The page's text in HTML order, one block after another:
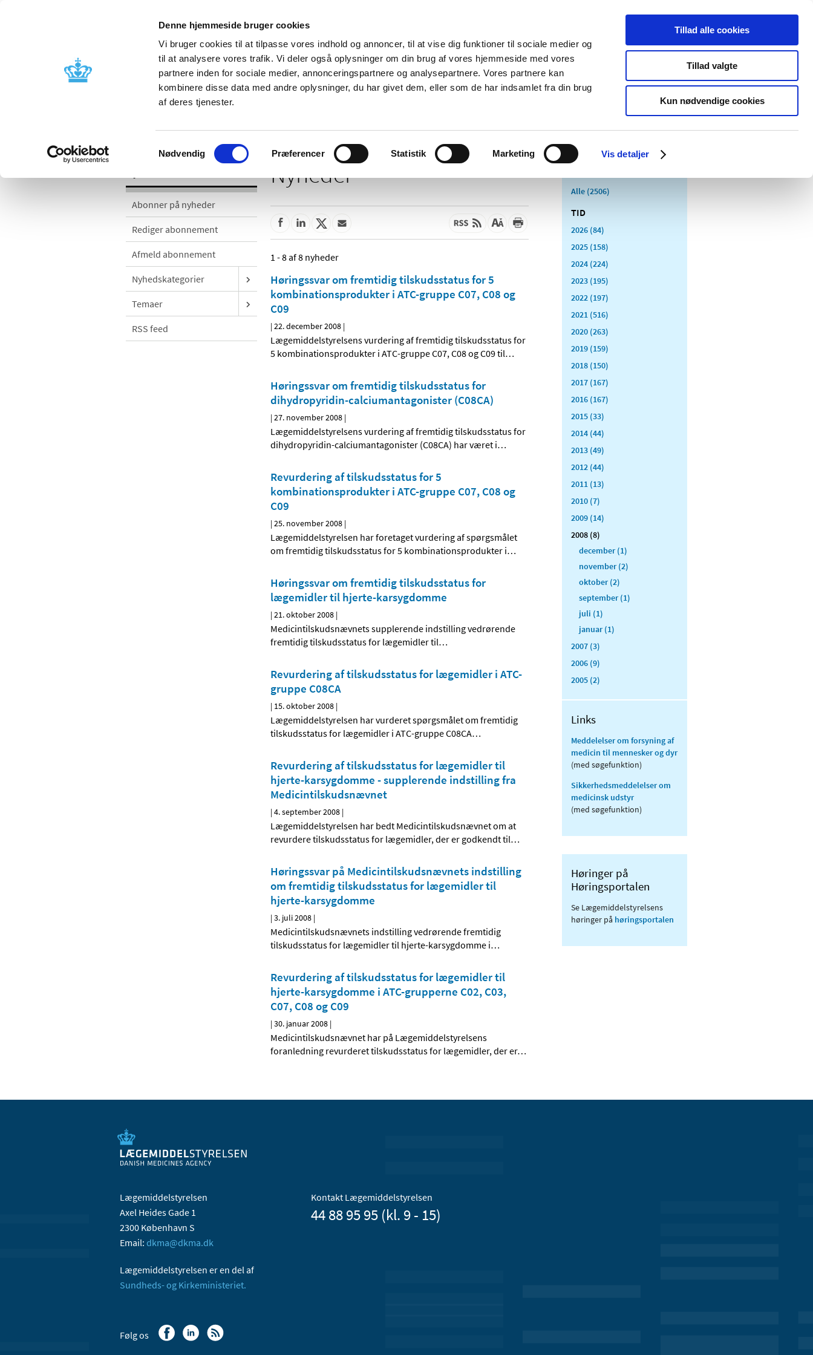
Denne hjemmeside bruger cookies
Vi bruger cookies til at tilpasse vores indhold og annoncer, til at vise dig funktioner til sociale medier og
til at analysere vores trafik. Vi deler også oplysninger om din brug af vores hjemmeside med vores
partnere inden for sociale medier, annonceringspartnere og analysepartnere. Vores partnere kan
kombinere disse data med andre oplysninger, du har givet dem, eller som de har indsamlet fra din brug
af deres tjenester.
Samtykkevalg
Nødvendig Præferencer Statistik Marketing Vis detaljer
Tillad alle cookies
Tillad valgte
Kun nødvendige cookies
Nyheder Om os Kontakt Udgivelser
Godkendelse og
Bivirkninger og
produktinformation
Tilskud og
Apoteker og salg af
Medicinsk
Særlige
produktområder
Abonner på nyheder
Rediger abonnement
Afmeld abonnement
Nyhedskategorier
Temaer
RSS feed
Nyheder
1 - 8 af 8 nyheder
Høringssvar om fremtidig tilskudsstatus for 5
kombinationsprodukter i ATC-gruppe C07, C08 og
C09
|22. december 2008 |
Lægemiddelstyrelsens vurdering af fremtidig tilskudsstatus for
5 kombinationsprodukter i ATC-gruppe C07, C08 og C09 til…
Høringssvar om fremtidig tilskudsstatus for
dihydropyridin-calciumantagonister (C08CA)
|27. november 2008 |
Lægemiddelstyrelsens vurdering af fremtidig tilskudsstatus for
dihydropyridin-calciumantagonister (C08CA) har været i…
Revurdering af tilskudsstatus for 5
kombinationsprodukter i ATC-gruppe C07, C08 og
C09
|25. november 2008 |
Lægemiddelstyrelsen har foretaget vurdering af spørgsmålet
om fremtidig tilskudsstatus for 5 kombinationsprodukter i…
Høringssvar om fremtidig tilskudsstatus for
lægemidler til hjerte-karsygdomme
|21. oktober 2008 |
Medicintilskudsnævnets supplerende indstilling vedrørende
fremtidig tilskudsstatus for lægemidler til…
Revurdering af tilskudsstatus for lægemidler i ATC-
gruppe C08CA
| 15. oktober 2008 |
Lægemiddelstyrelsen har vurderet spørgsmålet om fremtidig
tilskudsstatus for lægemidler i ATC-gruppe C08CA…
Revurdering af tilskudsstatus for lægemidler til
hjerte-karsygdomme - supplerende indstilling fra
Medicintilskudsnævnet
|4. september 2008 |
Lægemiddelstyrelsen har bedt Medicintilskudsnævnet om at
revurdere tilskudsstatus for lægemidler, der er godkendt til…
Høringssvar på Medicintilskudsnævnets indstilling
om fremtidig tilskudsstatus for lægemidler til
hjerte-karsygdomme
|3. juli 2008 |
Medicintilskudsnævnets indstilling vedrørende fremtidig
tilskudsstatus for lægemidler til hjerte-karsygdomme i…
Revurdering af tilskudsstatus for lægemidler til
hjerte-karsygdomme i ATC-grupperne C02, C03,
C07, C08 og C09
|30. januar 2008 |
Medicintilskudsnævnet har på Lægemiddelstyrelsens
foranledning revurderet tilskudsstatus for lægemidler, der er…
Alle (2506)
TID
2026 (84)
2025 (158)
2024 (224)
2023 (195)
2022 (197)
2021 (516)
2020 (263)
2019 (159)
2018 (150)
2017 (167)
2016 (167)
2015 (33)
2014 (44)
2013 (49)
2012 (44)
2011 (13)
2010 (7)
2009 (14)
2008 (8)
december (1)
november (2)
oktober (2)
september (1)
juli (1)
januar (1)
2007 (3)
2006 (9)
2005 (2)
Links
Meddelelser om forsyning af
medicin til mennesker og dyr
(med søgefunktion)
Sikkerhedsmeddelelser om
medicinsk udstyr
(med søgefunktion)
Høringer på
Høringsportalen
Se Lægemiddelstyrelsens
høringer på høringsportalen
Lægemiddelstyrelsen
Axel Heides Gade 1
2300 København S
Email: dkma@dkma.dk
Lægemiddelstyrelsen er en del af
Sundheds- og Kirkeministeriet.
Kontakt Lægemiddelstyrelsen
44 88 95 95 (kl. 9 - 15)
Følg os